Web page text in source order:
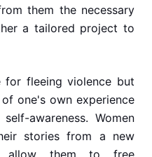
them the necessary
a tailored project to
fleeing violence but
one's own experience
awareness. Women
stories from a new